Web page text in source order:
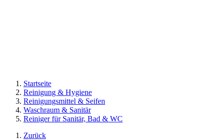
Startseite
Reinigung & Hygiene
Reinigungsmittel & Seifen
Waschraum & Sanitär
Reiniger für Sanitär, Bad & WC
Zurück